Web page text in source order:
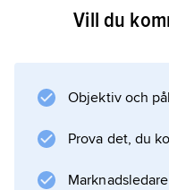
Vill du
Objektiv och
Prova det, du